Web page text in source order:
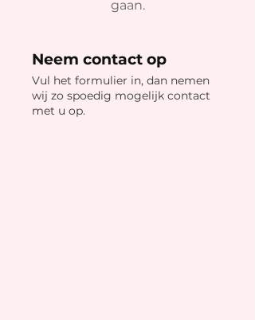
gaan.
Neem contact op
Vul het formulier in, dan nemen
wij zo spoedig mogelijk contact
met u op.